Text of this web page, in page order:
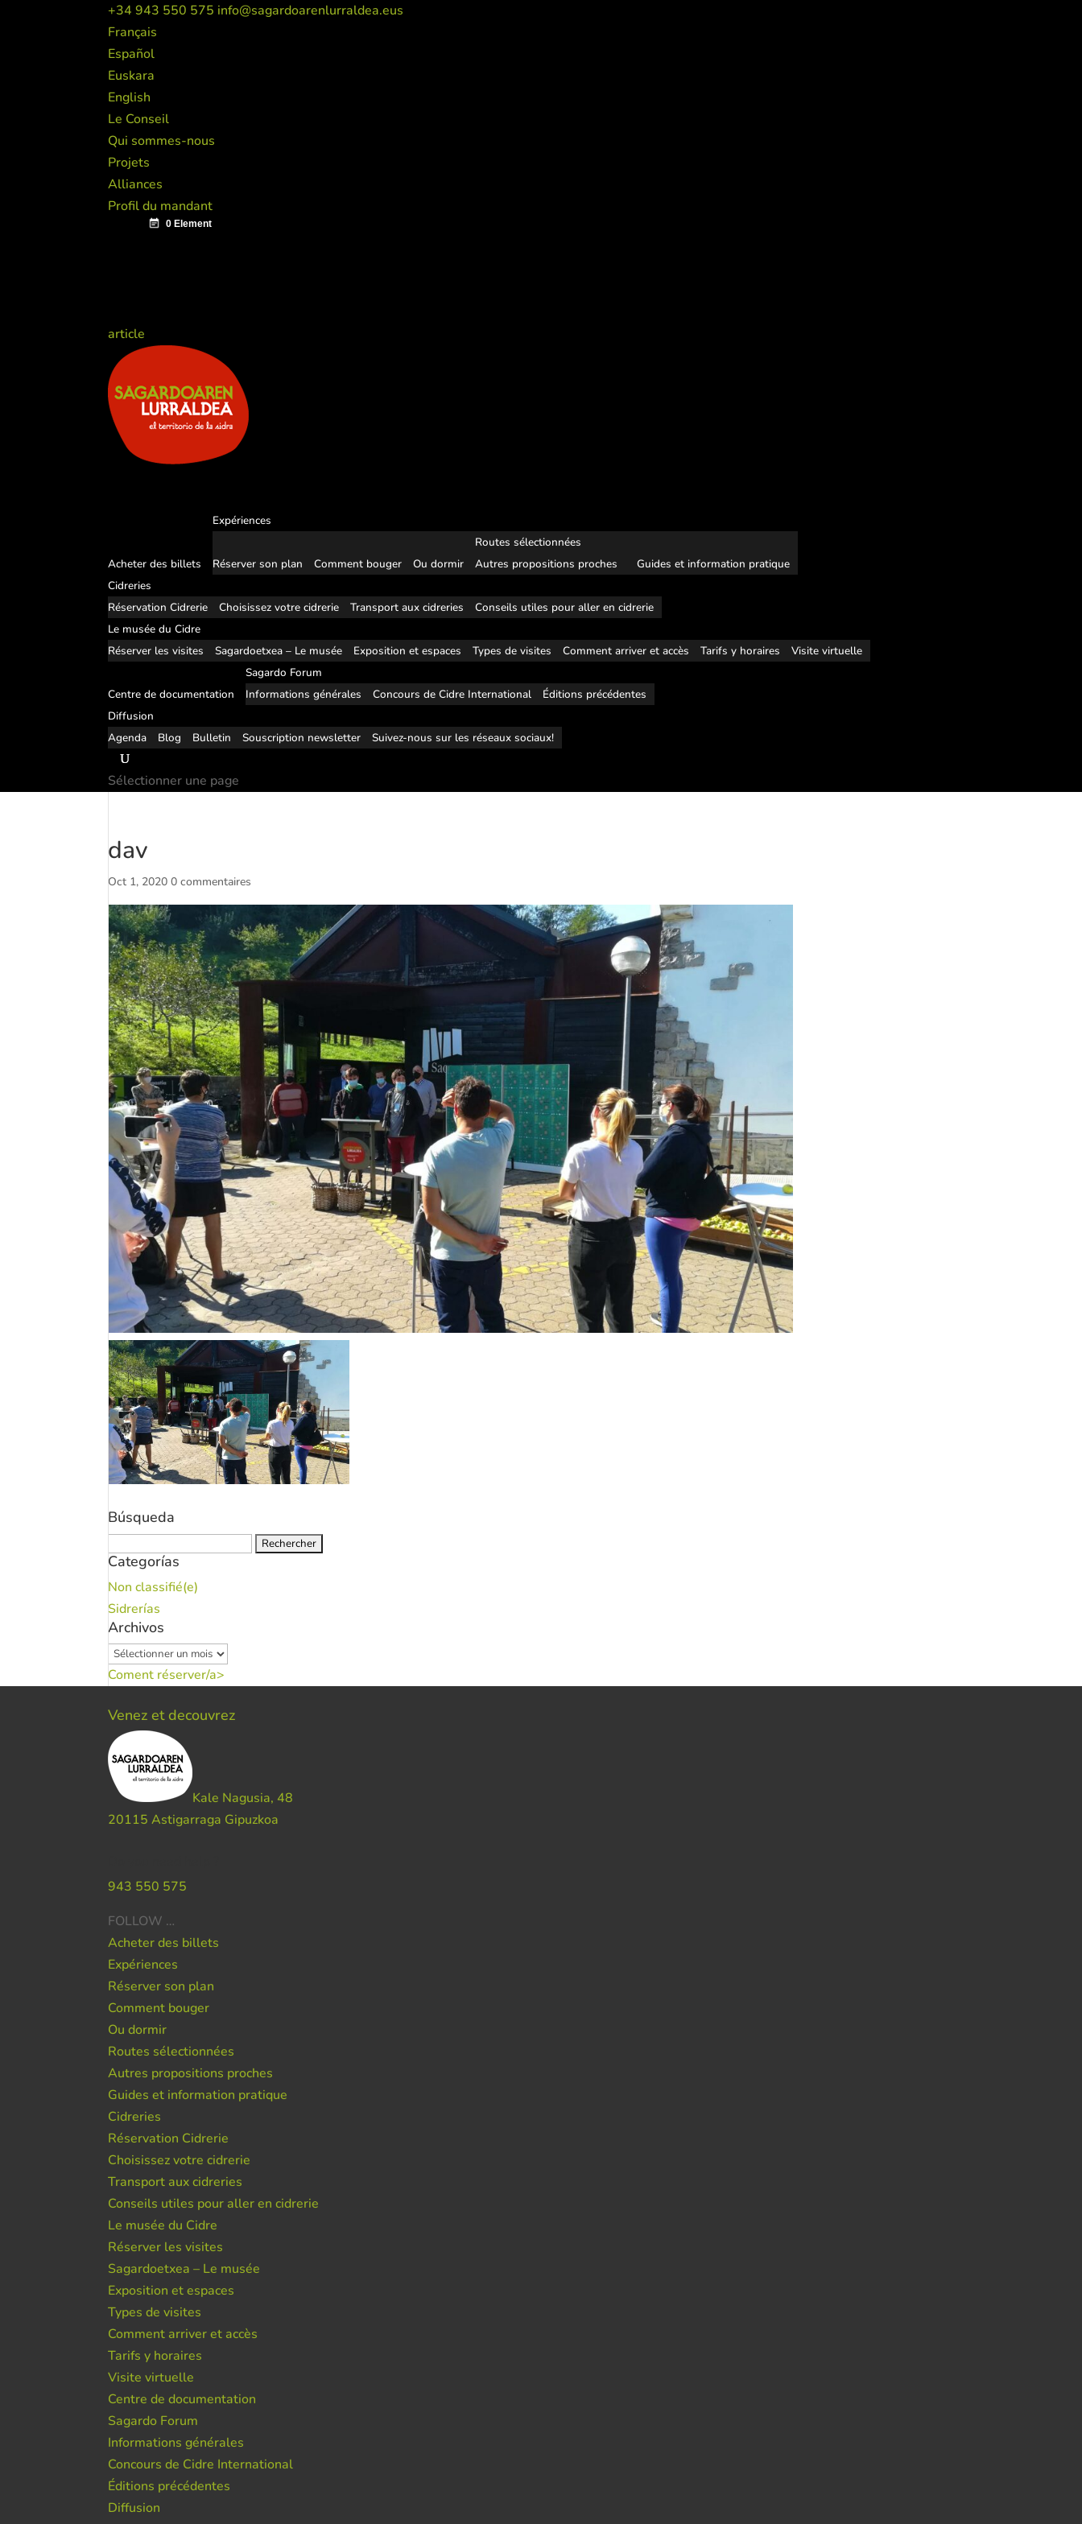
+34 943 550 575 info@sagardoarenlurraldea.eus
Français
Español
Euskara
English
Le Conseil
Qui sommes-nous
Projets
Alliances
Profil du mandant
article
Acheter des billets
Expériences
Réserver son plan Comment bouger Ou dormir
Routes sélectionnées
Autres propositions proches
Guides et information pratique
Cidreries
Réservation Cidrerie
Choisissez votre cidrerie Transport aux cidreries
Conseils utiles pour aller en cidrerie
Le musée du Cidre
Réserver les visites
Sagardoetxea – Le musée Exposition et espaces Types de visites Comment arriver et accès Tarifs y horaires Visite virtuelle
Centre de documentation
Sagardo Forum
Informations générales
Concours de Cidre International
Éditions précédentes
Diffusion
Agenda
Blog Bulletin Souscription newsletter Suivez-nous sur les réseaux sociaux!
Sélectionner une page
dav
Oct 1, 2020 0 commentaires
Búsqueda
Categorías
Non classifié(e)
Sidrerías
Archivos
Archivos
Coment réserver/a>
Venez et decouvrez
Kale Nagusia, 48
20115 Astigarraga Gipuzkoa
943 550 575
FOLLOW …
Acheter des billets
Expériences
Réserver son plan
Comment bouger
Ou dormir
Routes sélectionnées
Autres propositions proches
Guides et information pratique
Cidreries
Réservation Cidrerie
Choisissez votre cidrerie
Transport aux cidreries
Conseils utiles pour aller en cidrerie
Le musée du Cidre
Réserver les visites
Sagardoetxea – Le musée
Exposition et espaces
Types de visites
Comment arriver et accès
Tarifs y horaires
Visite virtuelle
Centre de documentation
Sagardo Forum
Informations générales
Concours de Cidre International
Éditions précédentes
Diffusion